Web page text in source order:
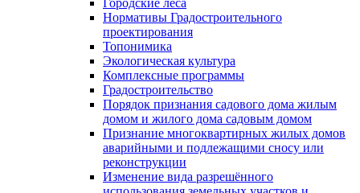
Городские леса
Нормативы Градостроительного
проектирования
Топонимика
Экологическая культура
Комплексные программы
Градостроительство
Порядок признания садового дома жилым
домом и жилого дома садовым домом
Признание многоквартирных жилых домов
аварийными и подлежащими сносу или
реконструкции
Изменение вида разрешённого